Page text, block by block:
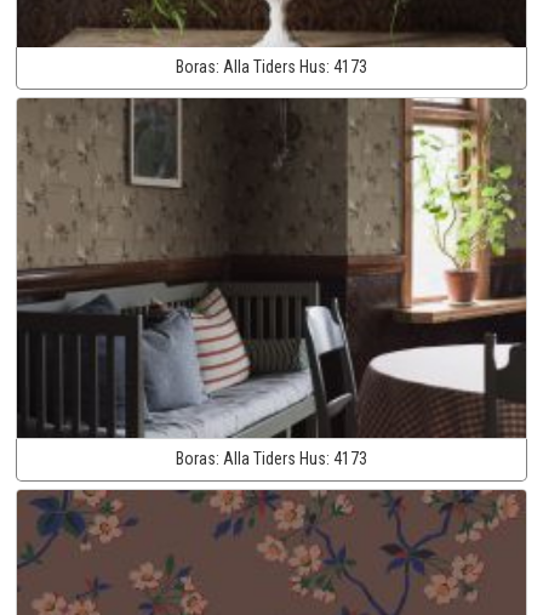
Boras: Alla Tiders Hus: 4173
Boras: Alla Tiders Hus: 4173